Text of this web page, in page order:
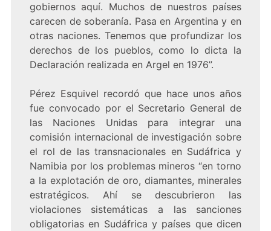
gobiernos aquí. Muchos de nuestros países
carecen de soberanía. Pasa en Argentina y en
otras naciones. Tenemos que profundizar los
derechos de los pueblos, como lo dicta la
Declaración realizada en Argel en 1976”.
Pérez Esquivel recordó que hace unos años
fue convocado por el Secretario General de
las Naciones Unidas para integrar una
comisión internacional de investigación sobre
el rol de las transnacionales en Sudáfrica y
Namibia por los problemas mineros “en torno
a la explotación de oro, diamantes, minerales
estratégicos. Ahí se descubrieron las
violaciones sistemáticas a las sanciones
obligatorias en Sudáfrica y países que dicen